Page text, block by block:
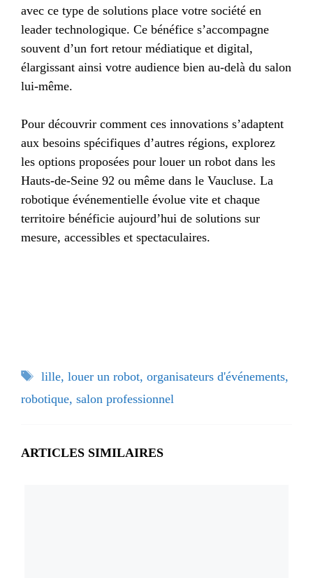
avec ce type de solutions place votre société en
leader technologique. Ce bénéfice s’accompagne
souvent d’un fort retour médiatique et digital,
élargissant ainsi votre audience bien au-delà du salon
lui-même.
Pour découvrir comment ces innovations s’adaptent
aux besoins spécifiques d’autres régions, explorez
les options proposées pour louer un robot dans les
Hauts-de-Seine 92 ou même dans le Vaucluse. La
robotique événementielle évolue vite et chaque
territoire bénéficie aujourd’hui de solutions sur
mesure, accessibles et spectaculaires.
Étiquettes
lille, louer un robot, organisateurs d'événements,
robotique, salon professionnel
ARTICLES SIMILAIRES